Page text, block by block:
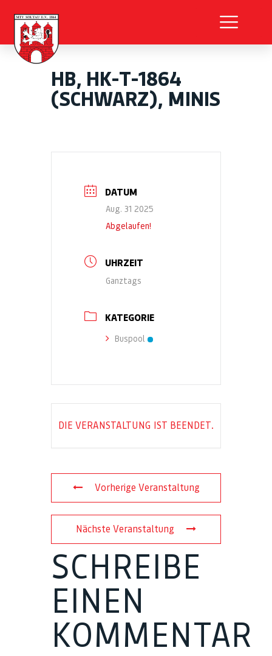
HB, HK-T-1864
(SCHWARZ), MINIS
DATUM
Aug. 31 2025
Abgelaufen!
UHRZEIT
Ganztags
KATEGORIE
Buspool
DIE VERANSTALTUNG IST BEENDET.
Vorherige Veranstaltung
Nächste Veranstaltung
SCHREIBE
EINEN
KOMMENTAR